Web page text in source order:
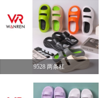
9528 两条杠